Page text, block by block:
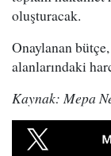
oluşturacak.
Onaylanan
alanlarındaki
Kaynak: Mepa